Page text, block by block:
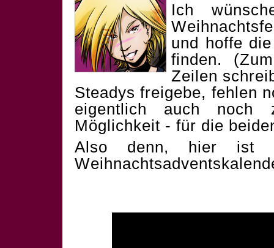
Ich
und hoffe
finden.
Zeilen
Steadys freigebe, fehlen
eigentlich auch noch
Möglichkeit - für die
Also denn, hier ist